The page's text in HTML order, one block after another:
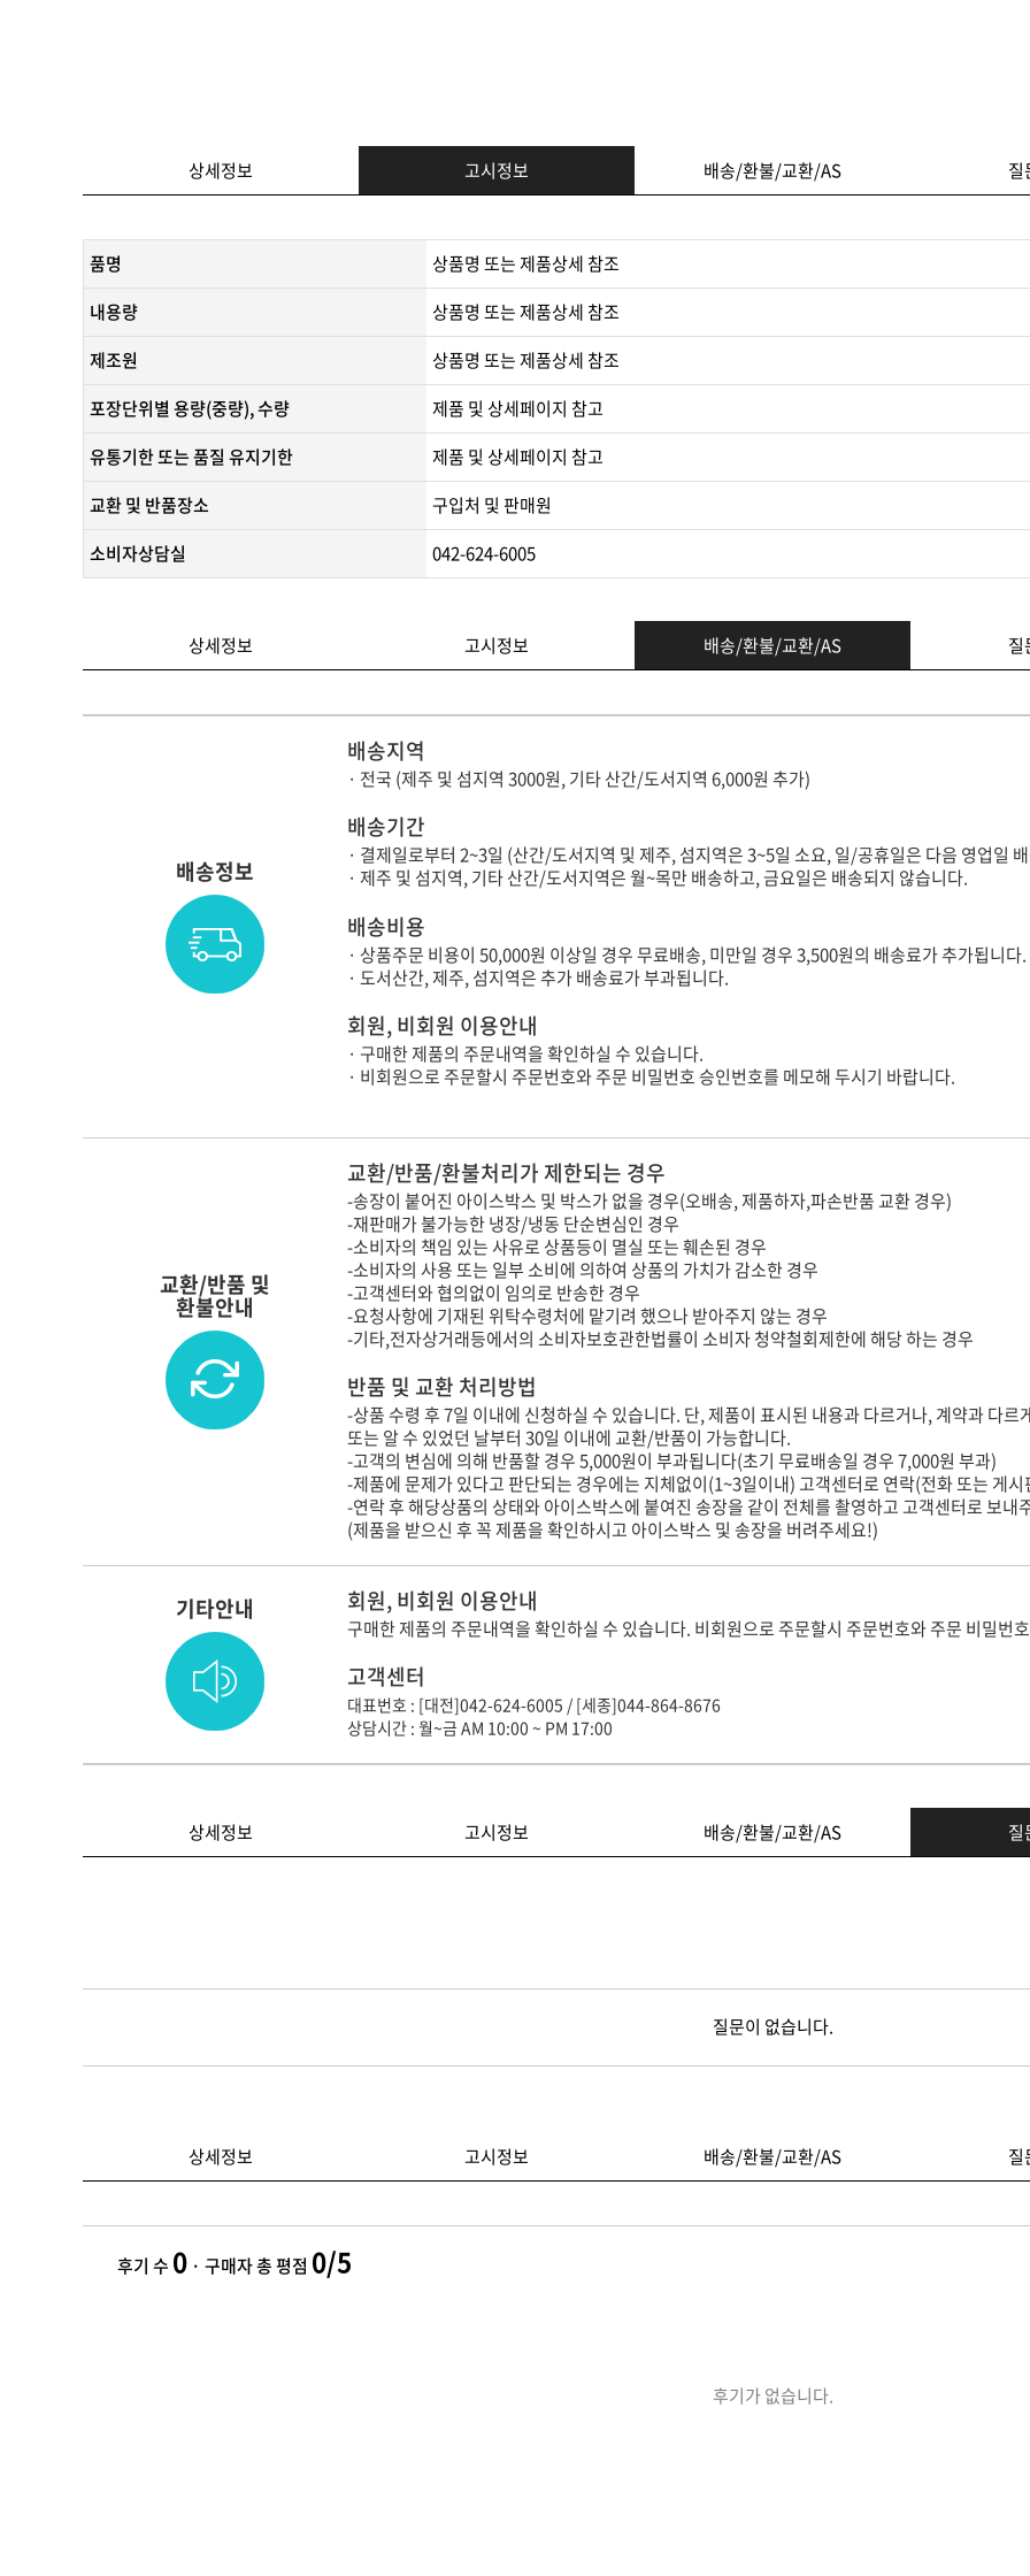
상세정보 고시정보 배송/환불/교환/AS 질
품명
상품명 또는 제품상세 참조
내용량
상품명 또는 제품상세 참조
제조원
​상품명 또는 제품상세 참조​
포장단위별 용량(중량), 수량
제품 및 상세페이지 참고
유통기한 또는 품질 유지기한
​제품 및 상세페이지 참고​
교환 및 반품장소
구입처 및 판매원
소비자상담실
042-624-6005
상세정보 고시정보 배송/환불/교환/AS 질
배송정보
배송지역
· 전국 (제주 및 섬지역 3000원, 기타 산간/도서지역 6,000원 추가)
배송기간
· 결제일로부터 2~3일 (산간/도서지역 및 제주, 섬지역은 3~5일 소요, 일/공휴일은 다음 영업일
· 제주 및 섬지역, 기타 산간/도서지역은 월~목만 배송하고, 금요일은 배송되지 않습니다.
배송비용
· 상품주문 비용이 50,000원 이상일 경우 무료배송, 미만일 경우 3,500원의 배송료가 추가됩니다.
· 도서산간, 제주, 섬지역은 추가 배송료가 부과됩니다.
회원, 비회원 이용안내
· 구매한 제품의 주문내역을 확인하실 수 있습니다.
· 비회원으로 주문할시 주문번호와 주문 비밀번호 승인번호를 메모해 두시기 바랍니다.
교환/반품 및
환불안내
교환/반품/환불처리가 제한되는 경우
-송장이 붙어진 아이스박스 및 박스가 없을 경우(오배송, 제품하자,파손반품 교환 경우)
-재판매가 불가능한 냉장/냉동 단순변심인 경우
-소비자의 책임 있는 사유로 상품등이 멸실 또는 훼손된 경우
-소비자의 사용 또는 일부 소비에 의하여 상품의 가치가 감소한 경우
-고객센터와 협의없이 임의로 반송한 경우
-요청사항에 기재된 위탁수령처에 맡기려 했으나 받아주지 않는 경우
-기타,전자상거래등에서의 소비자보호관한법률이 소비자 청약철회제한에 해당 하는 경우
반품 및 교환 처리방법
-상품 수령 후 7일 이내에 신청하실 수 있습니다. 단, 제품이 표시된 내용과 다르거나, 계약과 다
또는 알 수 있었던 날부터 30일 이내에 교환/반품이 가능합니다.
-고객의 변심에 의해 반품할 경우 5,000원이 부과됩니다(초기 무료배송일 경우 7,000원 부과)
-제품에 문제가 있다고 판단되는 경우에는 지체없이(1~3일이내) 고객센터로 연락(전화 또는 게
-연락 후 해당상품의 상태와 아이스박스에 붙여진 송장을 같이 전체를 촬영하고 고객센터로 보
(제품을 받으신 후 꼭 제품을 확인하시고 아이스박스 및 송장을 버려주세요!)
기타안내 회원, 비회원 이용안내
구매한 제품의 주문내역을 확인하실 수 있습니다. 비회원으로 주문할시 주문번호와 주문 비밀번
고객센터
대표번호 : [대전]042-624-6005 / [세종]044-864-8676
상담시간 : 월~금 AM 10:00 ~ PM 17:00
상세정보 고시정보 배송/환불/교환/AS 질
질문이 없습니다.
상세정보 고시정보 배송/환불/교환/AS 질
후기 수 0 · 구매자 총 평점 0/5
후기가 없습니다.